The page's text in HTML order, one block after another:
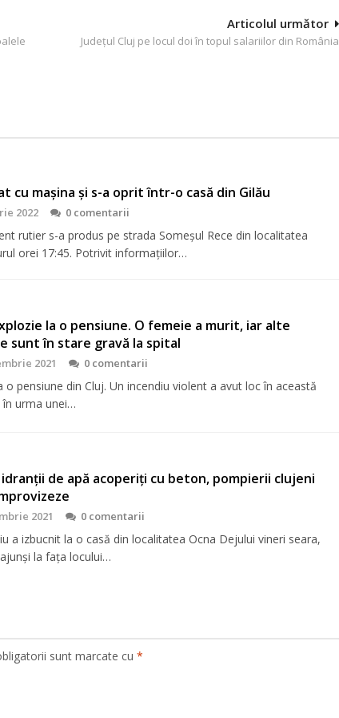
Articolul următor
Județul Cluj pe locul doi în topul salariilor din România
cu mașina și s-a oprit într-o casă din Gilău
2022 0 comentarii
rutier s-a produs pe strada Someșul Rece din localitatea
orei 17:45. Potrivit informațiilor…
la o pensiune. O femeie a murit, iar alte
sunt în stare gravă la spital
2021 0 comentarii
o pensiune din Cluj. Un incendiu violent a avut loc în această
în urma unei…
de apă acoperiți cu beton, pompierii clujeni
2021 0 comentarii
a izbucnit la o casă din localitatea Ocna Dejului vineri seara,
la fața locului…
sunt marcate cu *